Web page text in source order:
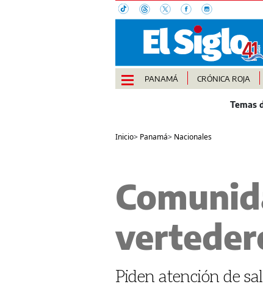
PANAMÁ CRÓNICA ROJA
Inicio> Panamá> Nacionales
Piden atención de